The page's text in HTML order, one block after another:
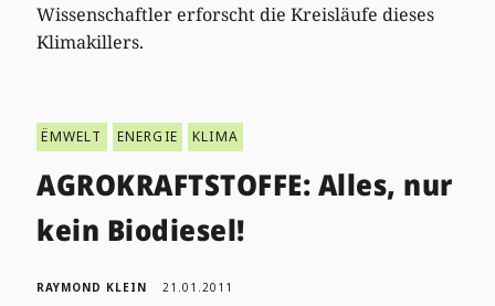
Wissenschaftler erforscht die Kreisläufe dieses
Klimakillers.
ËMWELT ENERGIE KLIMA
AGROKRAFTSTOFFE: Alles, nur
kein Biodiesel!
RAYMOND KLEIN 21.01.2011